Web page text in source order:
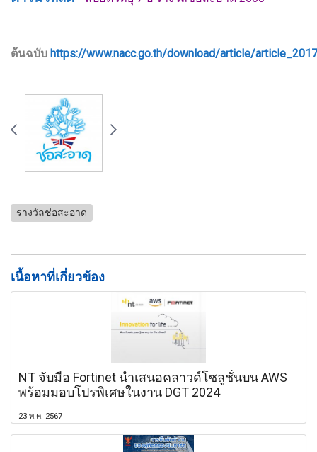
ต้นฉบับ https://www.nacc.go.th/download/article/
รางวัลช่อสะอาด
เนื้อหาที่เกี่ยวข้อง
NT จับมือ Fortinet นำเสนอคลาวด์โซลูชั่นบน AWS
พร้อมมอบโปรพิเศษในงาน DGT 2024
23 พ.ค. 2567